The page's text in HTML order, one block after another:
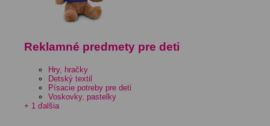
Reklamné predmety pre deti
Hry, hračky
Detský textil
Písacie potreby pre deti
Voskovky, pastelky
+ 1 ďalšia